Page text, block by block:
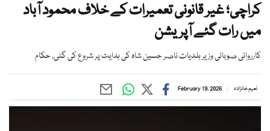
کراچی؛ غیر قانونی تعمیرات کے خلاف محمود آباد
میں رات گئے آپریشن
کارروائی صوبائی وزیر بلدیات ناصر حسین شاہ کی ہدایت پر شروع کی گئی، حکام
نعیم خانزادہ February 19, 2026